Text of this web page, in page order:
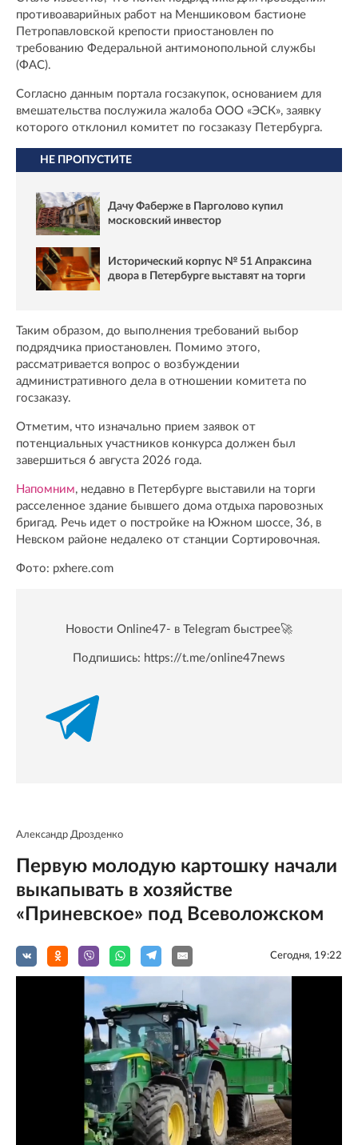
противоаварийных работ на Меншиковом бастионе
Петропавловской крепости приостановлен по
требованию Федеральной антимонопольной службы
(ФАС).
Согласно данным портала госзакупок, основанием для
вмешательства послужила жалоба ООО «ЭСК», заявку
которого отклонил комитет по госзаказу Петербурга.
НЕ ПРОПУСТИТЕ
Дачу Фаберже в Парголово купил
московский инвестор
Исторический корпус № 51 Апраксина
двора в Петербурге выставят на торги
Таким образом, до выполнения требований выбор
подрядчика приостановлен. Помимо этого,
рассматривается вопрос о возбуждении
административного дела в отношении комитета по
госзаказу.
Отметим, что изначально прием заявок от
потенциальных участников конкурса должен был
завершиться 6 августа 2026 года.
Напомним, недавно в Петербурге выставили на торги
расселенное здание бывшего дома отдыха паровозных
бригад. Речь идет о постройке на Южном шоссе, 36, в
Невском районе недалеко от станции Сортировочная.
Фото: pxhere.com
Новости Online47- в Telegram быстрее🚀
Подпишись: https://t.me/online47news
Александр Дрозденко
Первую молодую картошку начали
выкапывать в хозяйстве
«Приневское» под Всеволожском
Сегодня, 19:22